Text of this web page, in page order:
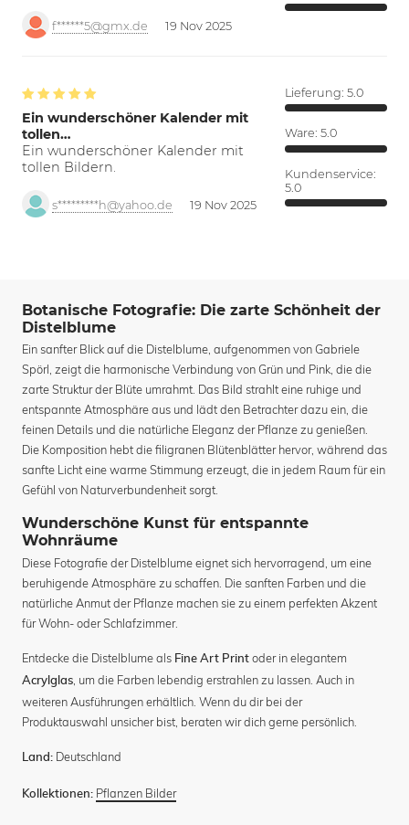
f******5@gmx.de 19 Nov 2025
Ein wunderschöner Kalender mit
tollen…
Ein wunderschöner Kalender mit
tollen Bildern.
s*********h@yahoo.de 19 Nov 2025
Lieferung: 5.0
Ware: 5.0
Kundenservice:
5.0
Botanische Fotografie: Die zarte Schönheit der
Distelblume
Ein sanfter Blick auf die Distelblume, aufgenommen von Gabriele
Spörl, zeigt die harmonische Verbindung von Grün und Pink, die die
zarte Struktur der Blüte umrahmt. Das Bild strahlt eine ruhige und
entspannte Atmosphäre aus und lädt den Betrachter dazu ein, die
feinen Details und die natürliche Eleganz der Pflanze zu genießen.
Die Komposition hebt die filigranen Blütenblätter hervor, während das
sanfte Licht eine warme Stimmung erzeugt, die in jedem Raum für ein
Gefühl von Naturverbundenheit sorgt.
Wunderschöne Kunst für entspannte
Wohnräume
Diese Fotografie der Distelblume eignet sich hervorragend, um eine
beruhigende Atmosphäre zu schaffen. Die sanften Farben und die
natürliche Anmut der Pflanze machen sie zu einem perfekten Akzent
für Wohn- oder Schlafzimmer.
Entdecke die Distelblume als Fine Art Print oder in elegantem
Acrylglas , um die Farben lebendig erstrahlen zu lassen. Auch in
weiteren Ausführungen erhältlich. Wenn du dir bei der
Produktauswahl unsicher bist, beraten wir dich gerne persönlich.
Land: Deutschland
Kollektionen: Pflanzen Bilder